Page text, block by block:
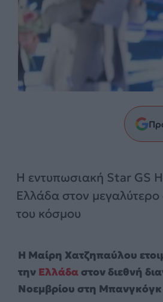
Η εντυπωσιακή Star GS
Ελλάδα στον
του κόσμου
Η Μαίρη Χατζηπαύλου
την Ελλάδαστον διεθνή
Νοεμβρίου στη Μπανγκόγκ